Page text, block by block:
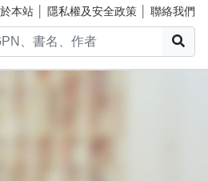
本站 隱私權及安全政策 聯絡我們